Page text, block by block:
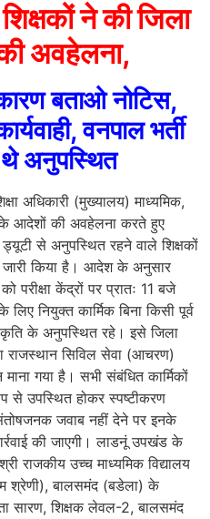
ने की जिला
अवहेलना,
बताओ नोटिस,
वनपाल भर्ती
थे अनुपस्थित
अधिकारी (मुख्यालय) माध्यमिक,
आदेशों की अवहेलना करते हुए
ड्यूटी से अनुपस्थित रहने वाले शिक्षकों
जारी किया है। आदेश के अनुसार
केंद्रों पर प्रातः 11 बजे
लिए नियुक्त कार्मिक बिना किसी पूर्व
के अनुपस्थित रहे। इसे जिला
सिविल सेवा (आचरण)
गया है। सभी संबंधित कार्मिकों
से उपस्थित होकर स्पष्टीकरण
जवाब नहीं देने पर इनके
की जाएगी। लाडनूं उपखंड के
राजकीय उच्च माध्यमिक विद्यालय
श्रेणी), बालसमंद (बडेला) के
सारण, शिक्षक लेवल-2, बालसमंद